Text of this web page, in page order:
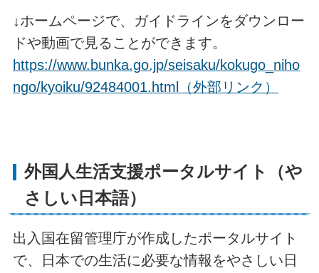
↓ホームページで、ガイドラインをダウンロー
ドや動画で見ることができます。
https://www.bunka.go.jp/seisaku/kokugo_niho
ngo/kyoiku/92484001.html（外部リンク）
外国人生活支援ポータルサイト（や
さしい日本語）
出入国在留管理庁が作成したポータルサイト
で、日本での生活に必要な情報をやさしい日